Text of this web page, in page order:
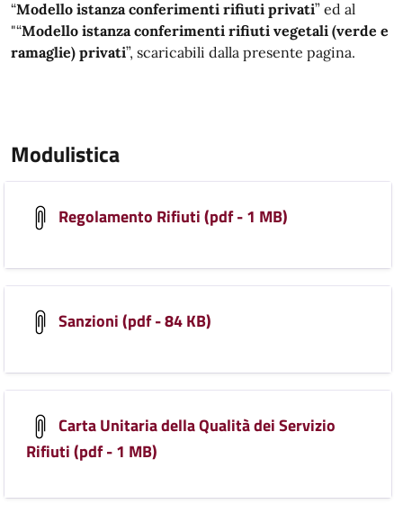
“Modello istanza conferimenti rifiuti privati” ed al
"“Modello istanza conferimenti rifiuti vegetali (verde e
ramaglie) privati”, scaricabili dalla presente pagina.
Modulistica
Regolamento Rifiuti (pdf - 1 MB)
Sanzioni (pdf - 84 KB)
Carta Unitaria della Qualità dei Servizio
Rifiuti (pdf - 1 MB)